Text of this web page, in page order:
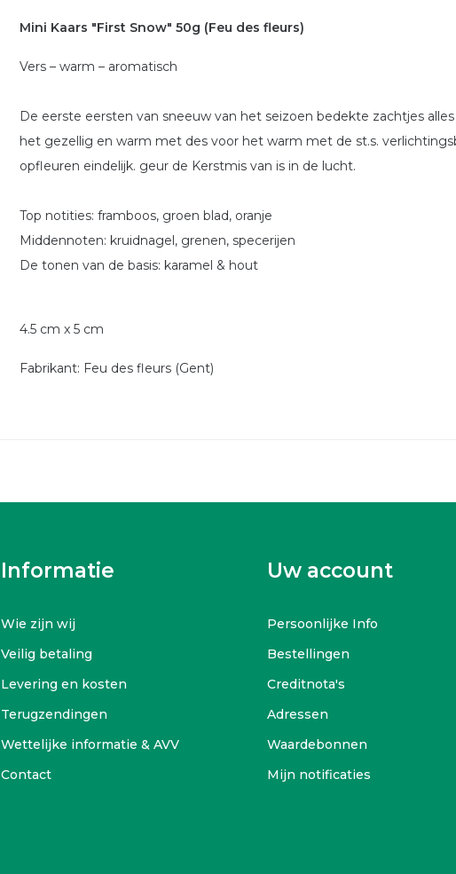
Mini Kaars "First Snow" 50g (Feu des fleurs)
Vers – warm – aromatisch
De eerste eersten van sneeuw van het seizoen bedekte zachtjes
het gezellig en warm met des voor het warm met de st.s.
opfleuren eindelijk. geur de Kerstmis van is in de lucht.
Top notities: framboos, groen blad, oranje
Middennoten: kruidnagel, grenen, specerijen
De tonen van de basis: karamel & hout
4.5 cm x 5 cm
Fabrikant: Feu des fleurs (Gent)
Informatie
Wie zijn wij
Veilig betaling
Levering en kosten
Terugzendingen
Wettelijke informatie & AVV
Contact
Uw account
Persoonlijke Info
Bestellingen
Creditnota's
Adressen
Waardebonnen
Mijn notificaties